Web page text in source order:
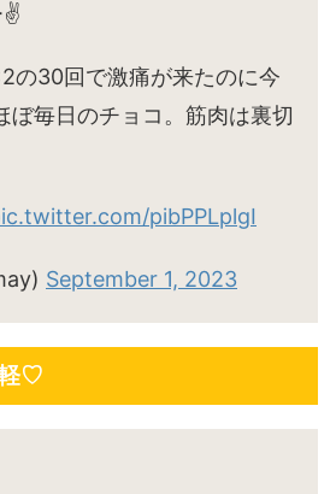
✌️
の30回で激痛が来たのに今
ぼ毎日のチョコ。筋肉は裏切
pibPPLplgI
September 1, 2023
♡